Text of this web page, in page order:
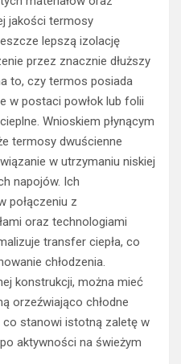
jakości termosy
lepszą izolację
przez znacznie dłuższy
to, czy termos posiada
w postaci powłok lub folii
Wnioskiem płynącym
termosy dwuścienne
w utrzymaniu niskiej
napojów. Ich
połączeniu z
oraz technologiami
transfer ciepła, co
chłodzenia.
konstrukcji, można mieć
orzeźwiająco chłodne
co stanowi istotną zaletę w
aktywności na świeżym